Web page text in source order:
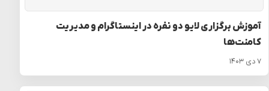
آموزش برگزاری لایو دو نفره در اینستاگرام و مدیریت
کامنت‌ها
۷ دی ۱۴۰۳